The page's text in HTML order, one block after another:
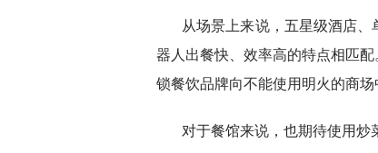
从场景上来说，五星级酒店
器人出餐快、效率高的特点相匹
锁餐饮品牌向不能使用明火的商场
对于餐馆来说，也期待使用炒